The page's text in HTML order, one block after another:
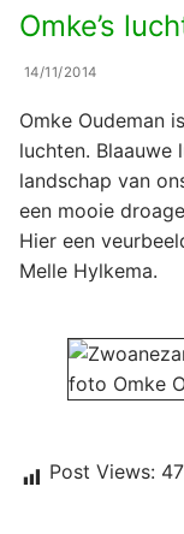
Omke’s
14/11/2014
Omke Oudeman
luchten. Blaauwe
landschap van
een mooie
Hier een
Melle Hylkema.
Post Views: